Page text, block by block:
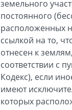
земельного
постоянного
расположенных
ссылкой на то,
отнесен к
соответствии с
Кодекс), если
имеют
которых